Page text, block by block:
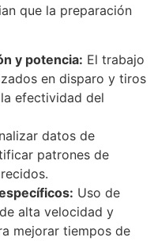
que la preparación
y potencia: El trabajo
en disparo y tiros
efectividad del
datos de
patrones de
Uso de
alta velocidad y
mejorar tiempos de